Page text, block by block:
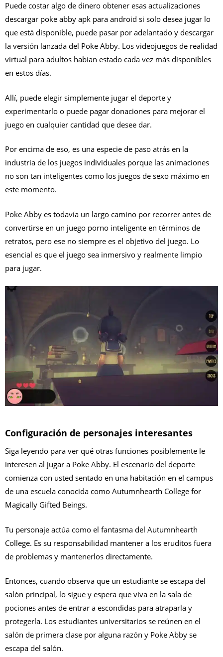
Puede costar algo de dinero obtener esas actualizaciones
descargar poke abby apk para android si solo desea jugar lo
que está disponible, puede pasar por adelantado y descargar
la versión lanzada del Poke Abby. Los videojuegos de realidad
virtual para adultos habían estado cada vez más disponibles
en estos días.
Allí, puede elegir simplemente jugar el deporte y
experimentarlo o puede pagar donaciones para mejorar el
juego en cualquier cantidad que desee dar.
Por encima de eso, es una especie de paso atrás en la
industria de los juegos individuales porque las animaciones
no son tan inteligentes como los juegos de sexo máximo en
este momento.
Poke Abby es todavía un largo camino por recorrer antes de
convertirse en un juego porno inteligente en términos de
retratos, pero ese no siempre es el objetivo del juego. Lo
esencial es que el juego sea inmersivo y realmente limpio
para jugar.
Configuración de personajes interesantes
Siga leyendo para ver qué otras funciones posiblemente le
interesen al jugar a Poke Abby. El escenario del deporte
comienza con usted sentado en una habitación en el campus
de una escuela conocida como Autumnhearth College for
Magically Gifted Beings.
Tu personaje actúa como el fantasma del Autumnhearth
College. Es su responsabilidad mantener a los eruditos fuera
de problemas y mantenerlos directamente.
Entonces, cuando observa que un estudiante se escapa del
salón principal, lo sigue y espera que viva en la sala de
pociones antes de entrar a escondidas para atraparla y
protegerla. Los estudiantes universitarios se reúnen en el
salón de primera clase por alguna razón y Poke Abby se
escapa del salón.